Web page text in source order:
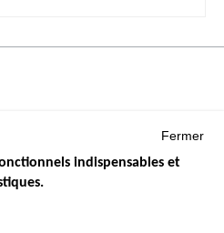
Fermer
indispensables et